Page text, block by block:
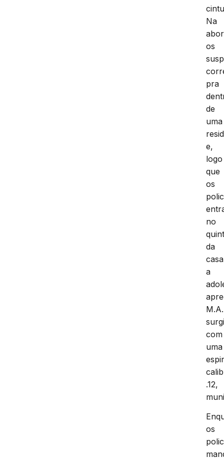
Na
os
pra
de
uma
e,
logo
que
os
no
da
a
com
uma
.12,
os